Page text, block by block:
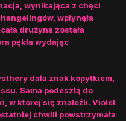
wynikająca z chęci
wpłynęła
drużyna została
pękła wydając
dała znak kopytkiem,
Sama podeszłą do
w której się znaleźli. Violet
chwili powstrzymała